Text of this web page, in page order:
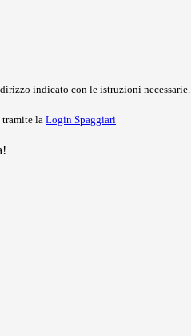
indicato con le istruzioni necessarie.
tramite la Login Spaggiari